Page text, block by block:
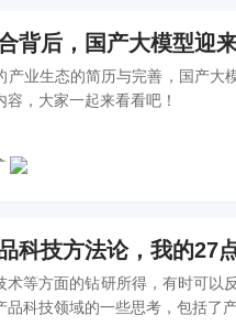
背后，国产大模型迎
产业生态的简历与完善，国产大
容，大家一起来看看吧！
科技方法论，我的27
术等方面的钻研所得，有时可以
品科技领域的一些思考，包括了